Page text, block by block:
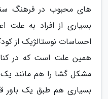
های محبوب در فرهنگ
بسیاری از افراد به
احساسات نوستالژیک از
همین علت است که در
مشکل گشا را هم مانند
بسیاری هم طبق یک باور